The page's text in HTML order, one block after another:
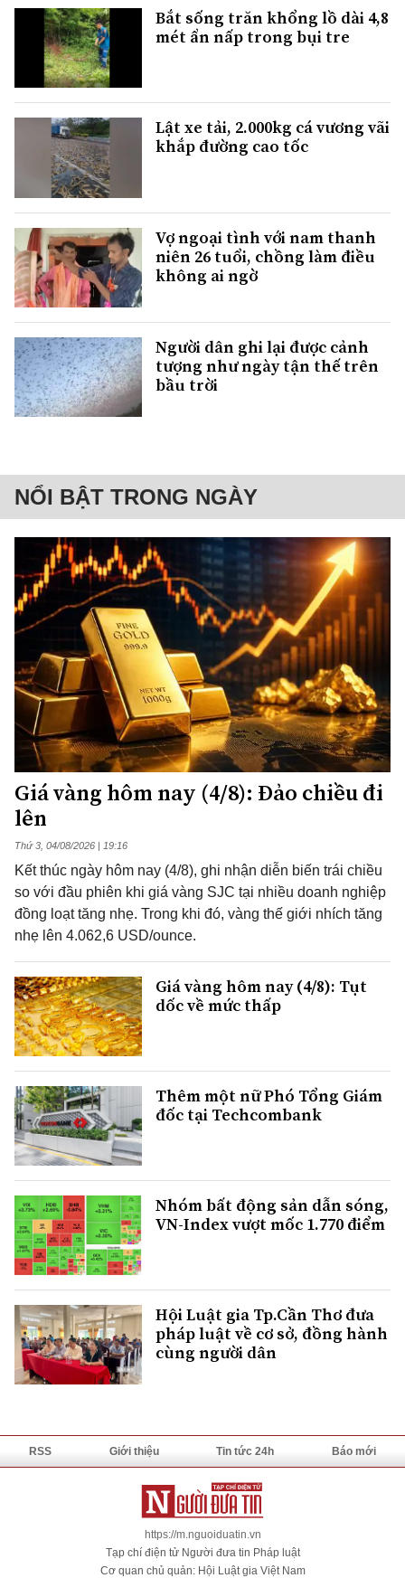
Bắt sống trăn khổng lồ dài 4,8
mét ẩn nấp trong bụi tre
Lật xe tải, 2.000kg cá vương vãi
khắp đường cao tốc
Vợ ngoại tình với nam thanh
niên 26 tuổi, chồng làm điều
không ai ngờ
Người dân ghi lại được cảnh
tượng như ngày tận thế trên
bầu trời
NỔI BẬT TRONG NGÀY
Giá vàng hôm nay (4/8): Đảo chiều đi
lên
Thứ 3, 04/08/2026 | 19:16
Kết thúc ngày hôm nay (4/8), ghi nhận diễn biến trái chiều
so với đầu phiên khi giá vàng SJC tại nhiều doanh nghiệp
đồng loạt tăng nhẹ. Trong khi đó, vàng thế giới nhích tăng
nhẹ lên 4.062,6 USD/ounce.
Giá vàng hôm nay (4/8): Tụt
dốc về mức thấp
Thêm một nữ Phó Tổng Giám
đốc tại Techcombank
Nhóm bất động sản dẫn sóng,
VN-Index vượt mốc 1.770 điểm
Hội Luật gia Tp.Cần Thơ đưa
pháp luật về cơ sở, đồng hành
cùng người dân
RSS Giới thiệu Tin tức 24h Báo mới
https://m.nguoiduatin.vn
Tạp chí điện tử Người đưa tin Pháp luật
Cơ quan chủ quản: Hội Luật gia Việt Nam